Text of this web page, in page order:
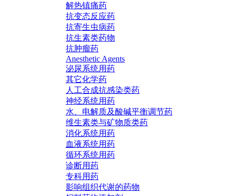
解热镇痛药
抗变态反应药
抗寄生虫病药
抗生素类药物
抗肿瘤药
Anesthetic Agents
泌尿系统用药
其它化学药
人工合成抗感染类药
神经系统用药
水、电解质及酸碱平衡调节药
维生素类与矿物质类药
消化系统用药
血液系统用药
循环系统用药
诊断用药
专科用药
影响组织代谢的药物